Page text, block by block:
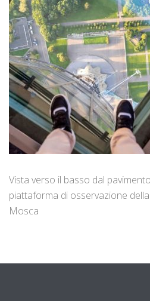
Vista verso il basso dal
piattaforma di osservazione
Mosca